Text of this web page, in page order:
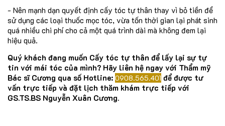
- Nên mạnh dạn quyết định cấy tóc tự thân thay vì bỏ tiền để
sử dụng các loại thuốc mọc tóc, vừa tốn thời gian lại phát sinh
quá nhiều chi phí cho cả một quá trình dài mà không đem lại
hiệu quả.
Quý khách đang muốn Cấy tóc tự thân để lấy lại sự tự
tin với mái tóc của mình? Hãy liên hệ ngay với Thẩm mỹ
Bác sĩ Cương qua số Hotline: 0908.565.401 để được tư
vấn trực tiếp và đặt lịch thăm khám trực tiếp với
GS.TS.BS Nguyễn Xuân Cương.